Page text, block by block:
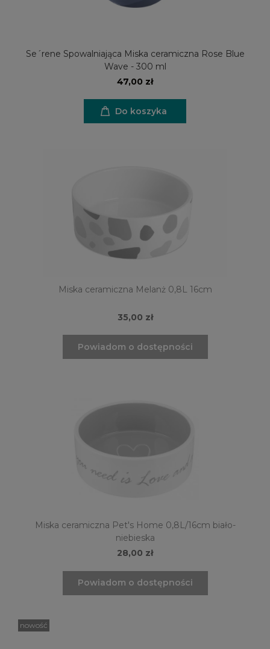
Se´rene Spowalniająca Miska ceramiczna Rose Blue
Wave - 300 ml
47,00 zł
Do koszyka
Miska ceramiczna Melanż 0,8L 16cm
35,00 zł
Powiadom o dostępności
Miska ceramiczna Pet's Home 0,8L/16cm biało-
niebieska
28,00 zł
Powiadom o dostępności
nowość